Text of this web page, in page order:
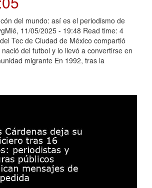
del mundo: así es el periodismo de
11/05/2025 - 19:48 Read time: 4
Tec de Ciudad de México compartió
del futbol y lo llevó a convertirse en
migrante En 1992, tras la